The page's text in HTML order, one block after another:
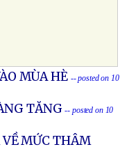
MÙA HÈ -- posted on 10
TĂNG -- posted on 10
VỀ MỨC THÂM